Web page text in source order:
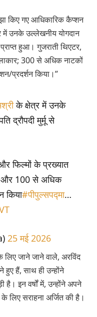
किए गए आधिकारिक कैप्शन
में उनके उल्लेखनीय योगदान
हुआ। गुजराती थिएटर,
300 से अधिक नाटकों
प्रदर्शन किया।”
के क्षेत्र में उनके
द्रौपदी मुर्मू से
फिल्मों के प्रख्यात
और 100 से अधिक
किया#पीपुल्सपद्मा…
25 मई 2026
जाने जाने वाले, अरविंद
हुए हैं, साथ ही उन्होंने
है। इन वर्षों में, उन्होंने अपने
लिए सराहना अर्जित की है।